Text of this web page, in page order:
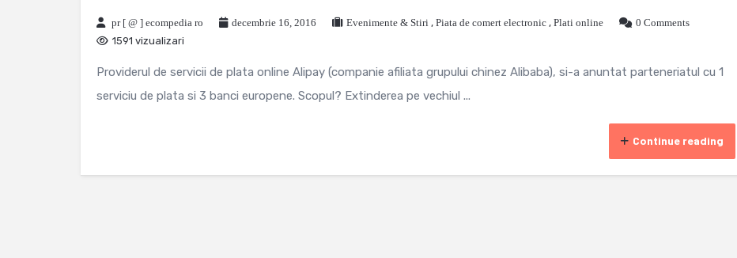
pr [ @ ] ecompedia ro decembrie 16, 2016 Evenimente & Stiri , Piata de comert electronic , Plati online
0 Comments
1591 vizualizari
Providerul de servicii de plata online Alipay (companie afiliata grupului chinez Alibaba), si-a anuntat parteneriatul cu 1
serviciu de plata si 3 banci europene. Scopul? Extinderea pe vechiul ...
Continue reading